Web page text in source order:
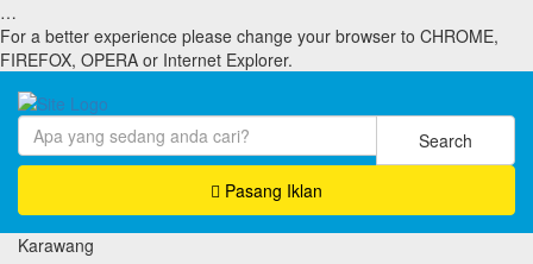
…
For a better experience please change your browser to CHROME,
FIREFOX, OPERA or Internet Explorer.
Search
Pasang Iklan
Karawang